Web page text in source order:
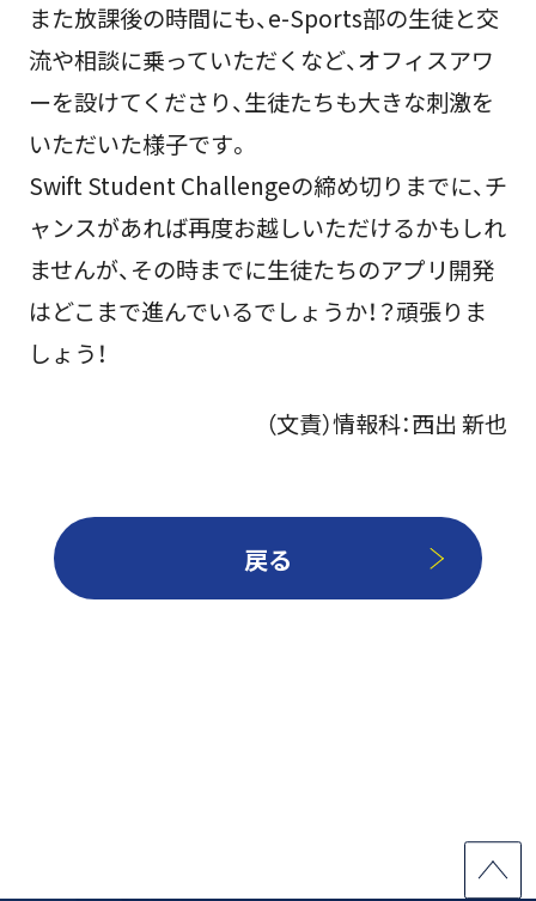
また放課後の時間にも、e-Sports部の生徒と交
流や相談に乗っていただくなど、オフィスアワ
ーを設けてくださり、生徒たちも大きな刺激を
いただいた様子です。
Swift Student Challengeの締め切りまでに、チ
ャンスがあれば再度お越しいただけるかもしれ
ませんが、その時までに生徒たちのアプリ開発
はどこまで進んでいるでしょうか！？頑張りま
しょう！
（文責）情報科：西出 新也
戻る